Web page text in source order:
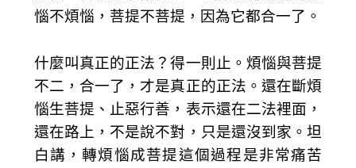
惱不煩惱，菩提不菩提，因為它都合一了。
什麼叫真正的正法？得一則止。煩惱與菩提
不二，合一了，才是真正的正法。還在斷煩
惱生菩提、止惡行善，表示還在二法裡面，
還在路上，不是說不對，只是還沒到家。坦
白講，轉煩惱成菩提這個過程是非常痛苦